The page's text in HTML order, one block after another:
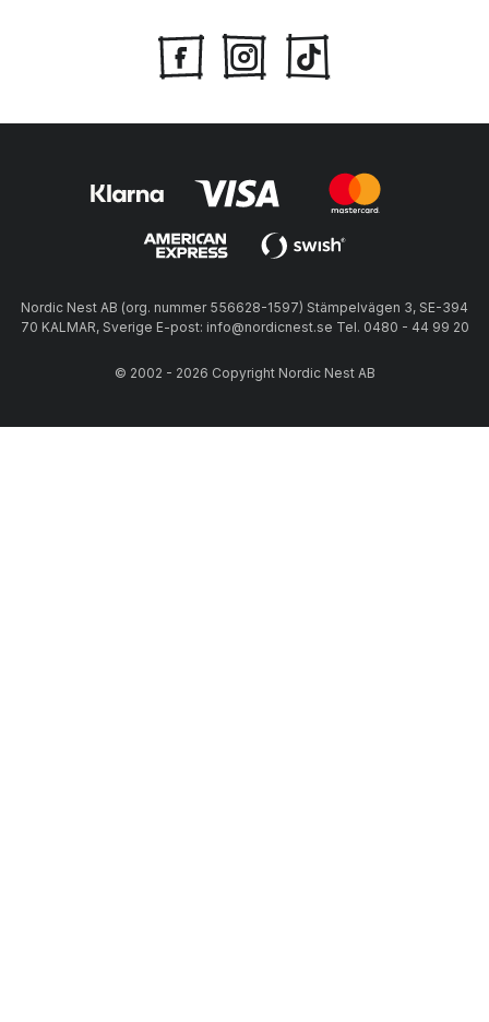
Nordic Nest AB (org. nummer 556628-1597) Stämpelvägen 3, SE-394
70 KALMAR, Sverige E-post: info@nordicnest.se Tel. 0480 - 44 99 20
© 2002 - 2026 Copyright Nordic Nest AB